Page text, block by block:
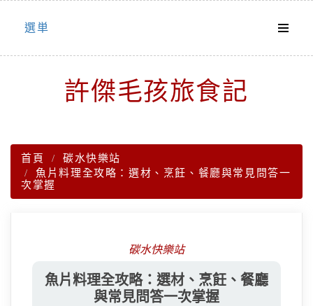
Skip
選単
許傑毛孩旅食記
首頁
碳水快樂站
魚片料理全攻略：選材、烹飪、餐廳與常見問答一
次掌握
碳水快樂站
魚片料理全攻略：選材、烹飪、餐廳
與常見問答一次掌握